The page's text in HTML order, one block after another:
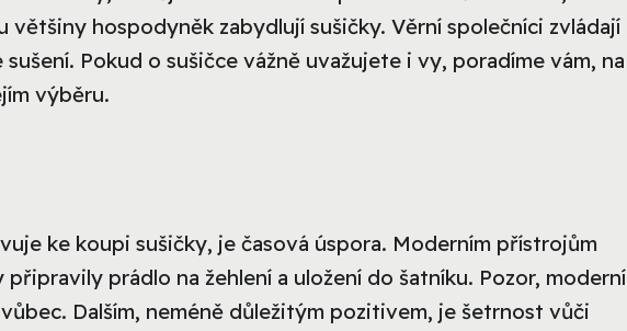
většiny hospodyněk zabydlují sušičky. Věrní společníci zvládají
Pokud o sušičce vážně uvažujete i vy, poradíme vám, na
výběru.
ke koupi sušičky, je časová úspora. Moderním přístrojům
prádlo na žehlení a uložení do šatníku. Pozor, moderní
Dalším, neméně důležitým pozitivem, je šetrnost vůči